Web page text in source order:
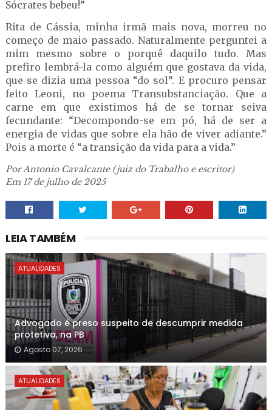
Sócrates bebeu!”
Rita de Cássia, minha irmã mais nova, morreu no
começo de maio passado. Naturalmente perguntei a
mim mesmo sobre o porquê daquilo tudo. Mas
prefiro lembrá-la como alguém que gostava da vida,
que se dizia uma pessoa “do sol”. E procuro pensar
feito Leoni, no poema Transubstanciação. Que a
carne em que existimos há de se tornar seiva
fecundante: “Decompondo-se em pó, há de ser a
energia de vidas que sobre ela hão de viver adiante.”
Pois a morte é “a transição da vida para a vida.”
Por Antonio Cavalcante (juiz do Trabalho e escritor)
Em 17 de julho de 2025
LEIA TAMBÉM
ATUALIDADES
Advogado é preso suspeito de descumprir medida
protetiva, na PB
Agosto 07, 2026
ATUALIDADES